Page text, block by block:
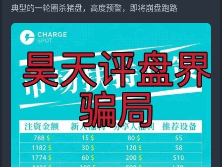
典型的一轮圈杀猪盘，高度预警，即将崩盘跑路